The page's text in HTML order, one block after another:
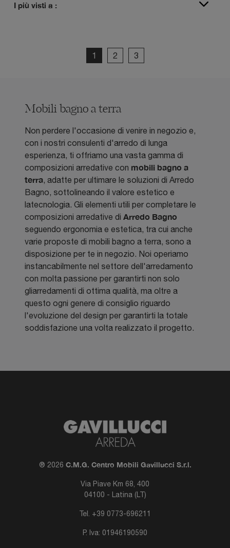
I più visti a :
1 2 3
Mobili bagno a terra
Non perdere l'occasione di venire in negozio e,
con i nostri consulenti d'arredo di lunga
esperienza, ti offriamo una vasta gamma di
composizioni arredative con mobili bagno a
terra, adatte per ultimare le soluzioni di Arredo
Bagno, sottolineando il valore estetico e
latecnologia. Gli elementi utili per completare le
composizioni arredative di Arredo Bagno
seguendo ergonomia e estetica, tra cui anche
varie proposte di mobili bagno a terra, sono a
disposizione per te in negozio. Noi operiamo
instancabilmente nel settore dell'arredamento
con molta passione per garantirti non solo
gliarredamenti di ottima qualità, ma oltre a
questo ogni genere di consiglio riguardo
l'evoluzione del design per garantirti la totale
soddisfazione una volta realizzato il progetto.
® 2026 C.M.G. Centro Mobili Gavillucci S.r.l.
Via Piave Km 68, 400
04100 - Latina (LT)
Tel. +39 0773-696211
P. Iva: 01946190590